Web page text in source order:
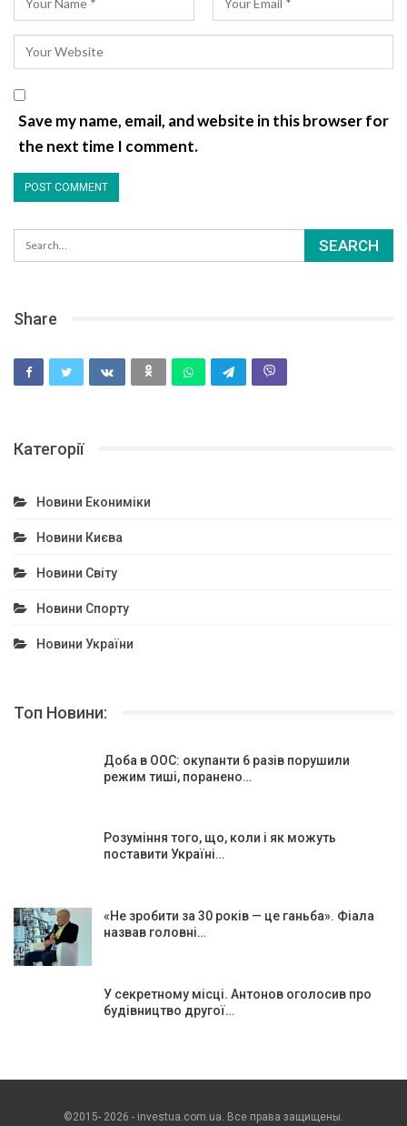
Save my name, email, and website in this browser for
the next time I comment.
Share
Категорії
Новини Екониміки
Новини Києва
Новини Світу
Новини Спорту
Новини України
Топ Новини:
Доба в ООС: окупанти 6 разів порушили
режим тиші, поранено…
Розуміння того, що, коли і як можуть
поставити Україні…
«Не зробити за 30 років — це ганьба». Фіала
назвав головні…
У секретному місці. Антонов оголосив про
будівництво другої…
©2015- 2026 - investua.com.ua. Все права защищены.